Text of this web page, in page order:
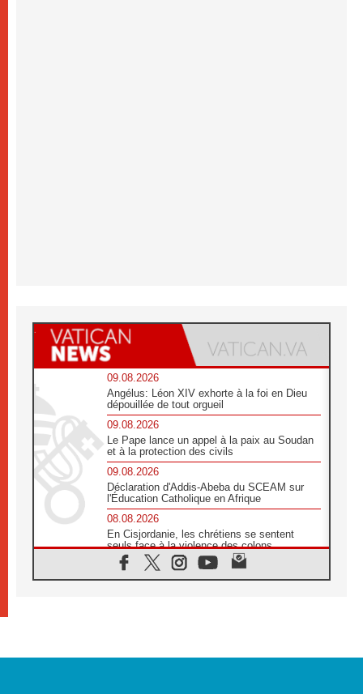
09.08.2026
Angélus: Léon XIV exhorte à la foi en Dieu
dépouillée de tout orgueil
09.08.2026
Le Pape lance un appel à la paix au Soudan
et à la protection des civils
09.08.2026
Déclaration d'Addis-Abeba du SCEAM sur
l'Éducation Catholique en Afrique
08.08.2026
En Cisjordanie, les chrétiens se sentent
seuls face à la violence des colons
08.08.2026
Léon XIV au sanctuaire de Notre Dame du
08.08.2026